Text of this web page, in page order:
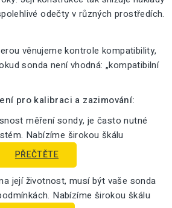
odečty v různých prostředích.
věnujeme kontrole kompatibility,
sonda není vhodná: „kompatibilní
pro kalibraci a zazimování:
měření sondy, je často nutné
Nabízíme širokou škálu
PŘEČTĚTE
její životnost, musí být vaše sonda
Nabízíme širokou škálu